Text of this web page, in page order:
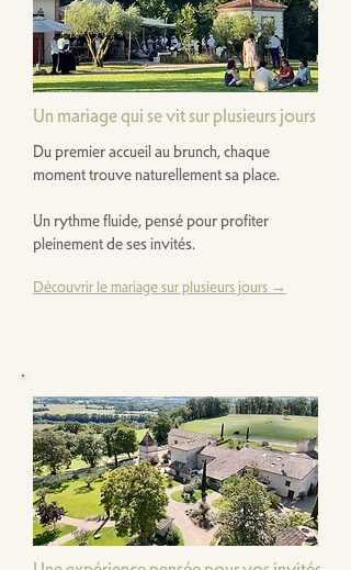
Un mariage qui se vit sur plusieurs jours
Du premier accueil au brunch, chaque
moment trouve naturellement sa place.
Un rythme fluide, pensé pour profiter
pleinement de ses invités.
Découvrir le mariage sur plusieurs jours →